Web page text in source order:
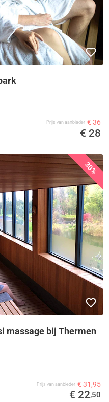
Prijs van aanbieder € 36
€ 28
30%
massage bij Thermen
Prijs van aanbieder € 31,95
€ 22,50